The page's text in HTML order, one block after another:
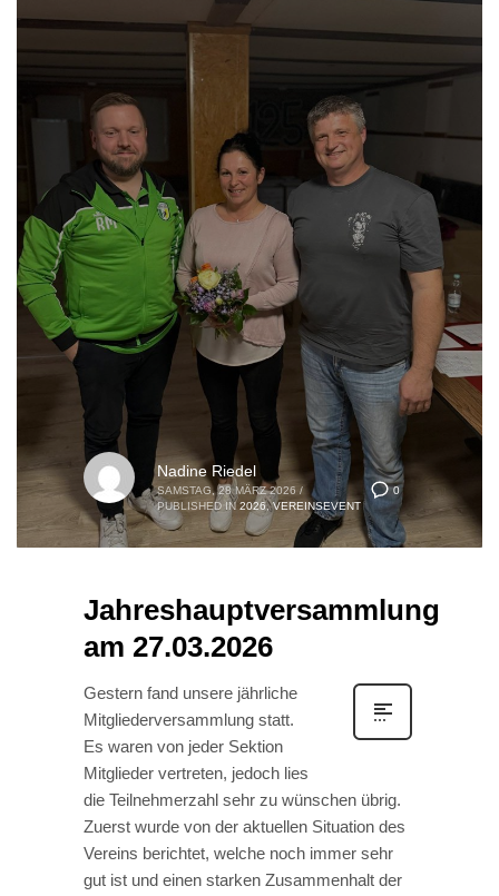
0
Nadine Riedel
SAMSTAG, 28 MÄRZ 2026 /
PUBLISHED IN 2026,VEREINSEVENT
Jahreshauptversammlung
am 27.03.2026
Gestern fand unsere jährliche
Mitgliederversammlung statt.
Es waren von jeder Sektion
Mitglieder vertreten, jedoch lies
die Teilnehmerzahl sehr zu wünschen übrig.
Zuerst wurde von der aktuellen Situation des
Vereins berichtet, welche noch immer sehr
gut ist und einen starken Zusammenhalt der